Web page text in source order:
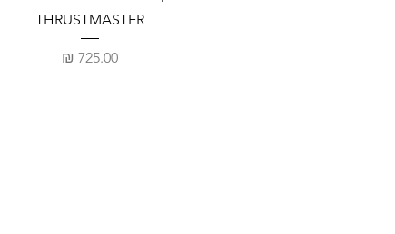
THRUSTMASTER
מחיר‏725.00 ‏₪